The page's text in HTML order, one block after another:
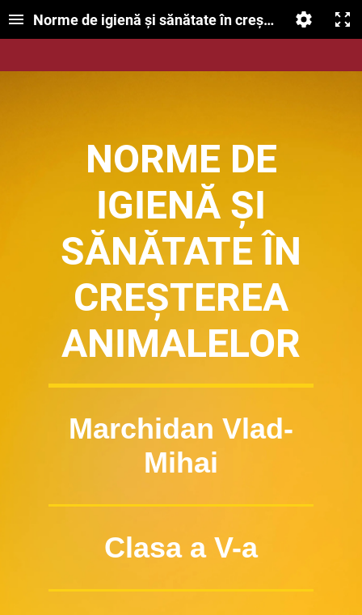
Norme de igienă şi sănătate în creşterea
NORME DE
IGIENĂ ŞI
SĂNĂTATE ÎN
CREŞTEREA
ANIMALELOR
Marchidan Vlad-
Mihai
Clasa a V-a